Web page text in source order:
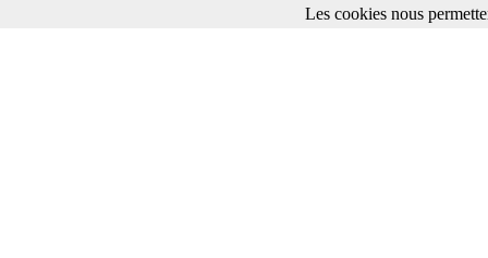
Les cookies nous